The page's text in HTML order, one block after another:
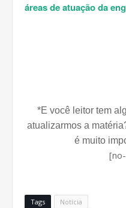
áreas de atuação da
*E você leitor tem
atualizarmos a
é muito
Tags Notícia